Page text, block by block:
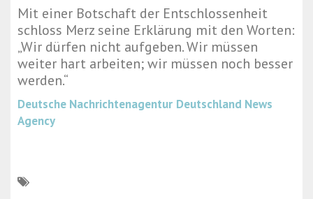
Mit einer Botschaft der Entschlossenheit
schloss Merz seine Erklärung mit den Worten:
„Wir dürfen nicht aufgeben. Wir müssen
weiter hart arbeiten; wir müssen noch besser
werden.“
Deutsche Nachrichtenagentur Deutschland News
Agency